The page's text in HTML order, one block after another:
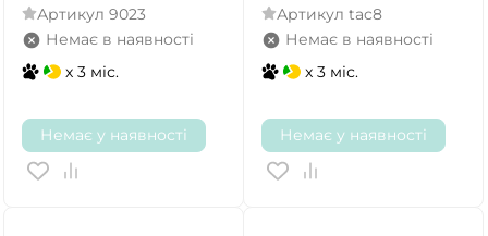
Артикул 9023
Немає в наявності
x 3 міс.
Немає у наявності
Артикул tac8
Немає в наявності
x 3 міс.
Немає у наявності